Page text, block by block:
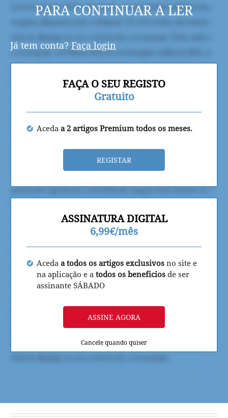
PARA CONTINUAR A LER
Já tem conta? Faça login
FAÇA O SEU REGISTO
Gratuito
Aceda a 2 artigos Premium todos os meses.
REGISTAR
ASSINATURA DIGITAL
6,99€/mês
Aceda a todos os artigos exclusivos no site e
na aplicação e a todos os beneficios de ser
assinante SÁBADO
ASSINE AGORA
Cancele quando quiser